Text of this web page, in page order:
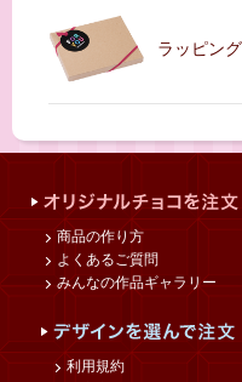
ラッピン
商品の作り方
よくあるご質問
みんなの作品ギャラリー
利用規約